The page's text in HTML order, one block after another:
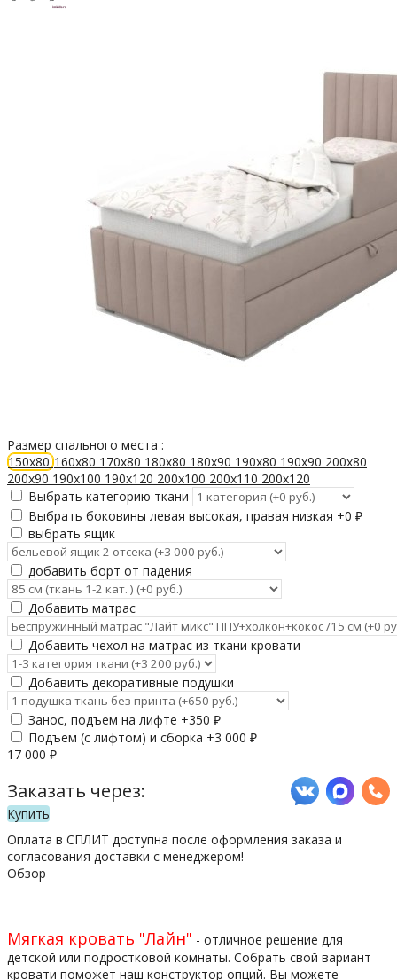
Размер спального места :
150х80160х80 170х80 180х80 180х90 190х80 190х90 200х80
200х90 190х100 190х120 200х100 200х110 200х120
Выбрать категорию ткани
Выбрать боковины левая высокая, правая низкая +0 ₽
выбрать ящик
добавить борт от падения
Добавить матрас
Добавить чехол на матрас из ткани кровати
Добавить декоративные подушки
Занос, подъем на лифте +350 ₽
Подъем (с лифтом) и сборка +3 000 ₽
17 000 ₽
Заказать через:
Купить
Оплата в СПЛИТ доступна после оформления заказа и
согласования доставки с менеджером!
Обзор
Мягкая кровать "Лайн" - отличное решение для
детской или подростковой комнаты. Собрать свой вариант
кровати поможет наш конструктор опций. Вы можете